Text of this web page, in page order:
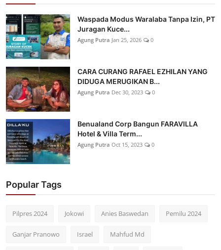
Waspada Modus Waralaba Tanpa Izin, PT
Juragan Kuce...
Agung Putra Jan 25, 2026 0
CARA CURANG RAFAEL EZHILAN YANG
DIDUGA MERUGIKAN B...
Agung Putra Dec 30, 2023 0
Benualand Corp Bangun FARAVILLA
Hotel & Villa Term...
Agung Putra Oct 15, 2023 0
Popular Tags
Pilpres 2024 Jokowi Anies Baswedan Pemilu 2024
Ganjar Pranowo Israel Mahfud Md